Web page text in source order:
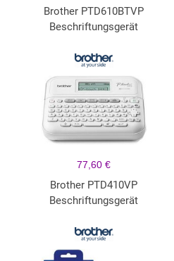
Brother PTD610BTVP
Beschriftungsgerät
77,60 €
Brother PTD410VP
Beschriftungsgerät